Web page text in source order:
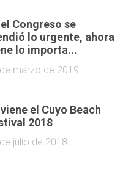
el Congreso se
lo urgente, ahora
lo importa...
marzo de 2019
el Cuyo Beach
2018
julio de 2018